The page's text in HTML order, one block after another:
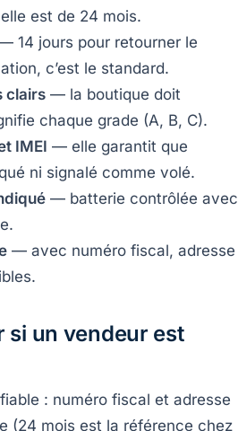
est de 24 mois.
14 jours pour retourner le
c’est le standard.
clairs — la boutique doit
chaque grade (A, B, C).
IMEI — elle garantit que
ni signalé comme volé.
— batterie contrôlée avec
— avec numéro fiscal, adresse
si un vendeur est
: numéro fiscal et adresse
(24 mois est la référence chez